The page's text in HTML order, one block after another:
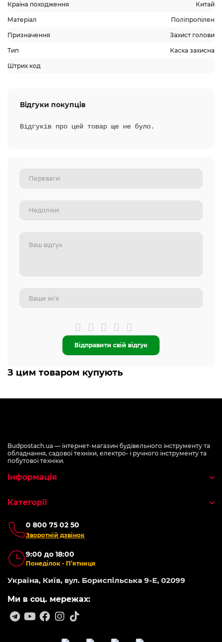
Країна походження Китай
Матеріал Поліпропілен
Призначення Захист голови
Тип Каска захисна
Штрих код
Відгуки покупців
Відгуків про цей товар ще не було.
Відправити свій відгук
З цим товаром купують
Budpostach.ua — інтернет-магазин будівельного інструменту та
обладнання, садової техніки, електро- і ручного інструменту та
побутової техніки.
0 800 75 02 50
Зворотній дзвінок
9:00 до 18:00
Понеділок - П’ятниця
Україна, Київ, вул. Бориспільська 9-Е, 02099
Ми в соц. мережах:
Інформація
Категорії